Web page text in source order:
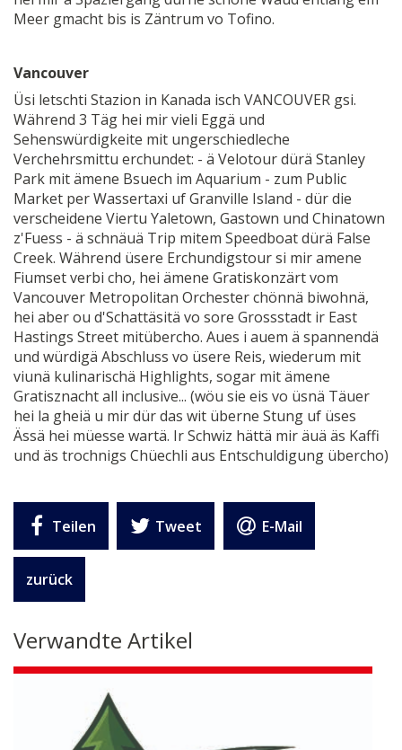
Meer gmacht bis is Zäntrum vo Tofino.
Vancouver
Üsi letschti Stazion in Kanada isch VANCOUVER gsi.
Während 3 Täg hei mir vieli Eggä und
Sehenswürdigkeite mit ungerschiedleche
Verchehrsmittu erchundet: - ä Velotour dürä Stanley
Park mit ämene Bsuech im Aquarium - zum Public
Market per Wassertaxi uf Granville Island - dür die
verscheidene Viertu Yaletown, Gastown und Chinatown
z'Fuess - ä schnäuä Trip mitem Speedboat dürä False
Creek. Während üsere Erchundigstour si mir amene
Fiumset verbi cho, hei ämene Gratiskonzärt vom
Vancouver Metropolitan Orchester chönnä biwohnä,
hei aber ou d'Schattäsitä vo sore Grossstadt ir East
Hastings Street mitübercho. Aues i auem ä spannendä
und würdigä Abschluss vo üsere Reis, wiederum mit
viunä kulinarischä Highlights, sogar mit ämene
Gratisznacht all inclusive... (wöu sie eis vo üsnä Täuer
hei la gheiä u mir dür das wit überne Stung uf üses
Ässä hei müesse wartä. Ir Schwiz hättä mir äuä äs Kaffi
und äs trochnigs Chüechli aus Entschuldigung übercho)
Teilen Tweet E-Mail
zurück
Verwandte Artikel